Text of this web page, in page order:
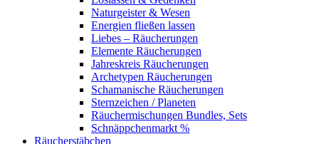
Naturgeister & Wesen
Energien fließen lassen
Liebes – Räucherungen
Elemente Räucherungen
Jahreskreis Räucherungen
Archetypen Räucherungen
Schamanische Räucherungen
Sternzeichen / Planeten
Räuchermischungen Bundles, Sets
Schnäppchenmarkt %
Räucherstäbchen